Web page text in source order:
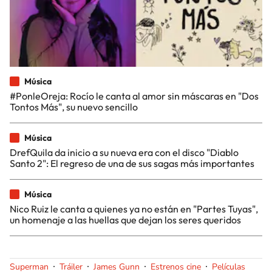
Música
#PonleOreja: Rocío le canta al amor sin máscaras en "Dos
Tontos Más", su nuevo sencillo
Música
DrefQuila da inicio a su nueva era con el disco "Diablo
Santo 2": El regreso de una de sus sagas más importantes
Música
Nico Ruiz le canta a quienes ya no están en "Partes Tuyas",
un homenaje a las huellas que dejan los seres queridos
Superman Tráiler James Gunn Estrenos cine Películas